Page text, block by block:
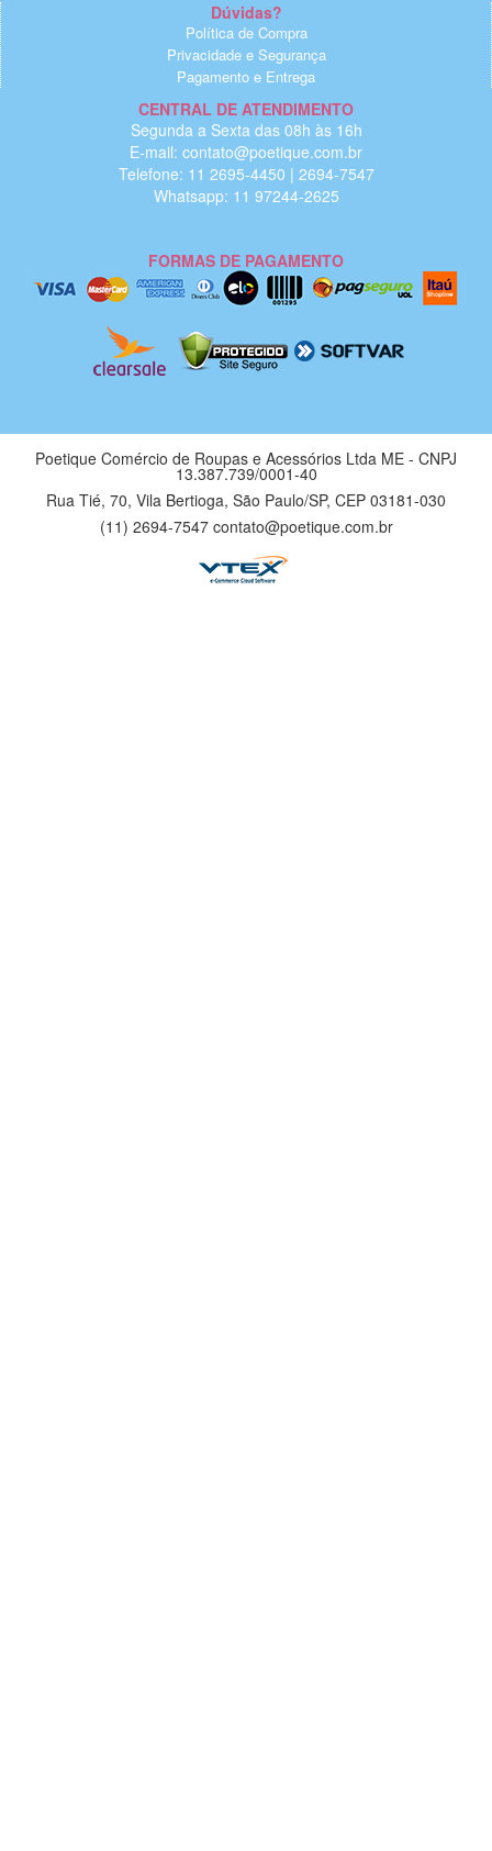
Dúvidas?
Política de Compra
Privacidade e Segurança
Pagamento e Entrega
CENTRAL DE ATENDIMENTO
Segunda a Sexta das 08h às 16h
E-mail: contato@poetique.com.br
Telefone: 11 2695-4450 | 2694-7547
Whatsapp: 11 97244-2625
FORMAS DE PAGAMENTO
Poetique Comércio de Roupas e Acessórios Ltda ME - CNPJ
13.387.739/0001-40
Rua Tié, 70, Vila Bertioga, São Paulo/SP, CEP 03181-030
(11) 2694-7547 contato@poetique.com.br